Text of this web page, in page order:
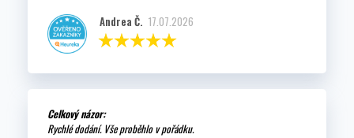
Andrea Č. 17.07.2026
Celkový názor:
Rychlé dodání. Vše proběhlo v pořádku.